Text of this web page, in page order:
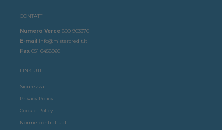
CONTATTI
Numero Verde 800 903370
E-mail info@mistercredit.it
Fax 051 6458960
LINK UTILI
Sicurezza
Privacy Policy
Cookie Policy
Norme contrattuali